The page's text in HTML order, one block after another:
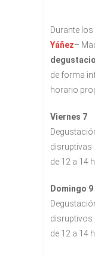
Durante los
Yáñez–
de forma
horario
Viernes 7
disruptivas
de 12 a 14
Domingo 9
disruptivos
de 12 a 14